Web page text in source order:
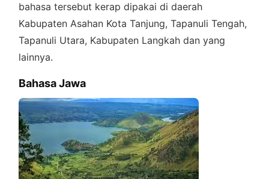
bahasa tersebut kerap dipakai di daerah
Kabupaten Asahan Kota Tanjung, Tapanuli Tengah,
Tapanuli Utara, Kabupaten Langkah dan yang
lainnya.
Bahasa Jawa